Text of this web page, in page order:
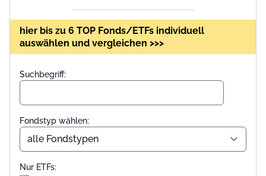
hier bis zu 6 TOP Fonds/ETFs individuell
auswählen und vergleichen >>>
Suchbegriff:
Fondstyp wählen:
Nur ETFs: